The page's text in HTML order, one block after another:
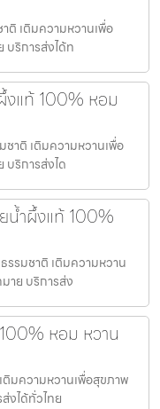
ติ เติมความหวานเพื่อ
บริการส่งได้ท
งแท้ 100% หอม
ชาติ เติมความหวานเพื่อ
บริการส่งได
น้ำผึ้งแท้ 100%
รรมชาติ เติมความหวาน
าย บริการส่ง
หอม หวาน
มความหวานเพื่อสุขภาพ
งได้ทั่วไทย